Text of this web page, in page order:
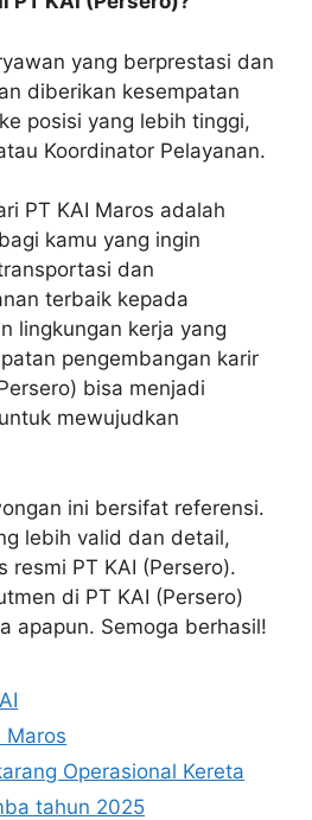
yang berprestasi dan
diberikan kesempatan
posisi yang lebih tinggi,
Koordinator Pelayanan.
PT KAI Maros adalah
kamu yang ingin
dan
terbaik kepada
lingkungan kerja yang
pengembangan karir
bisa menjadi
mewujudkan
ini bersifat referensi.
lebih valid dan detail,
resmi PT KAI (Persero).
di PT KAI (Persero)
apapun. Semoga berhasil!
Maros
Operasional Kereta
tahun 2025